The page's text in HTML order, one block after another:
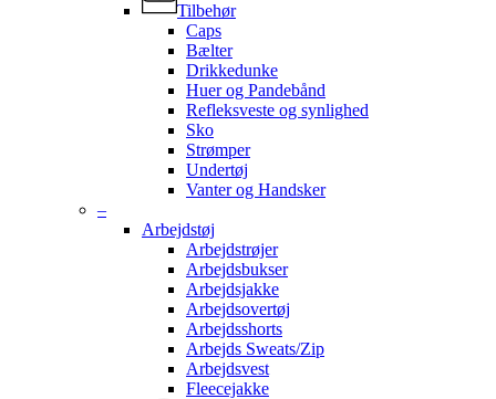
Tilbehør
Caps
Bælter
Drikkedunke
Huer og Pandebånd
Refleksveste og synlighed
Sko
Strømper
Undertøj
Vanter og Handsker
–
Arbejdstøj
Arbejdstrøjer
Arbejdsbukser
Arbejdsjakke
Arbejdsovertøj
Arbejdsshorts
Arbejds Sweats/Zip
Arbejdsvest
Fleecejakke